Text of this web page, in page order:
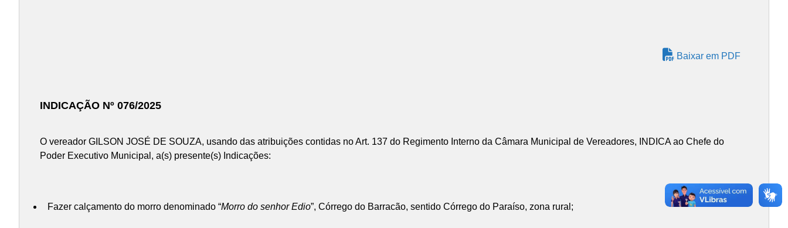
Baixar em PDF
INDICAÇÃO Nº 076/2025
O vereador GILSON JOSÉ DE SOUZA, usando das atribuições contidas no Art. 137 do Regimento Interno da Câmara Municipal de Vereadores, INDICA ao Chefe do
Poder Executivo Municipal, a(s) presente(s) Indicações:
Fazer calçamento do morro denominado “Morro do senhor Edio”, Córrego do Barracão, sentido Córrego do Paraíso, zona rural;